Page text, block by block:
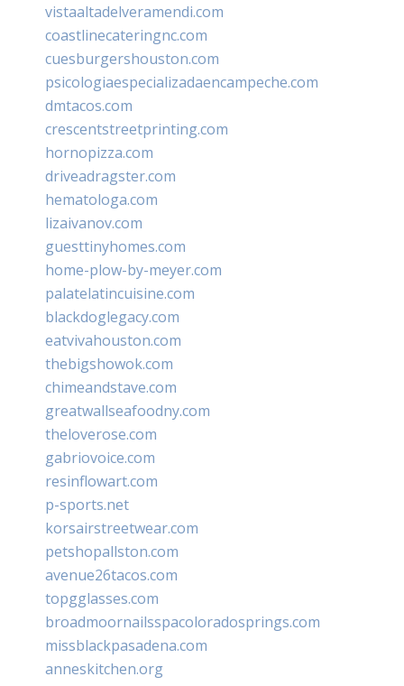
vistaaltadelveramendi.com
coastlinecateringnc.com
cuesburgershouston.com
psicologiaespecializadaencampeche.com
dmtacos.com
crescentstreetprinting.com
hornopizza.com
driveadragster.com
hematologa.com
lizaivanov.com
guesttinyhomes.com
home-plow-by-meyer.com
palatelatincuisine.com
blackdoglegacy.com
eatvivahouston.com
thebigshowok.com
chimeandstave.com
greatwallseafoodny.com
theloverose.com
gabriovoice.com
resinflowart.com
p-sports.net
korsairstreetwear.com
petshopallston.com
avenue26tacos.com
topgglasses.com
broadmoornailsspacoloradosprings.com
missblackpasadena.com
anneskitchen.org